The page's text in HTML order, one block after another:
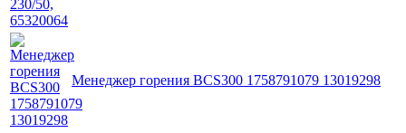
Менеджер горения BCS300 1758791079 13019298